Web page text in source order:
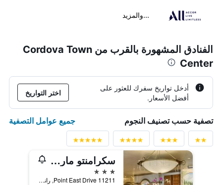
...والمزيد
الفنادق المشهورة بالقرب من Cordova Town
Center
أدخل تواريخ سفرك للعثور على
أفضل الأسعار.
اختر التواريخ
تصفية حسب تصنيف النجوم جميع عوامل التصفية
سكرامنتو ماريوت رانشو كوردوفا
3 نجوم
11211 Point East Drive, رانتشو كوردوفا, CA, الولايات المتحدة الأميريكية